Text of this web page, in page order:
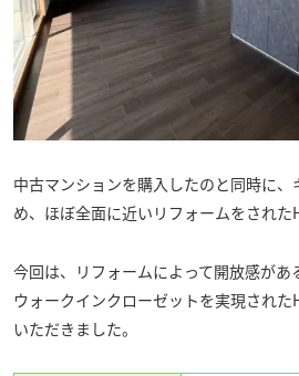
中古マンションを購入したのと同時に
め、ほぼ全面に近いリフォームをされた
今回は、リフォームによって開放感があ
ウォークインクローゼットを実現され
いただきました。